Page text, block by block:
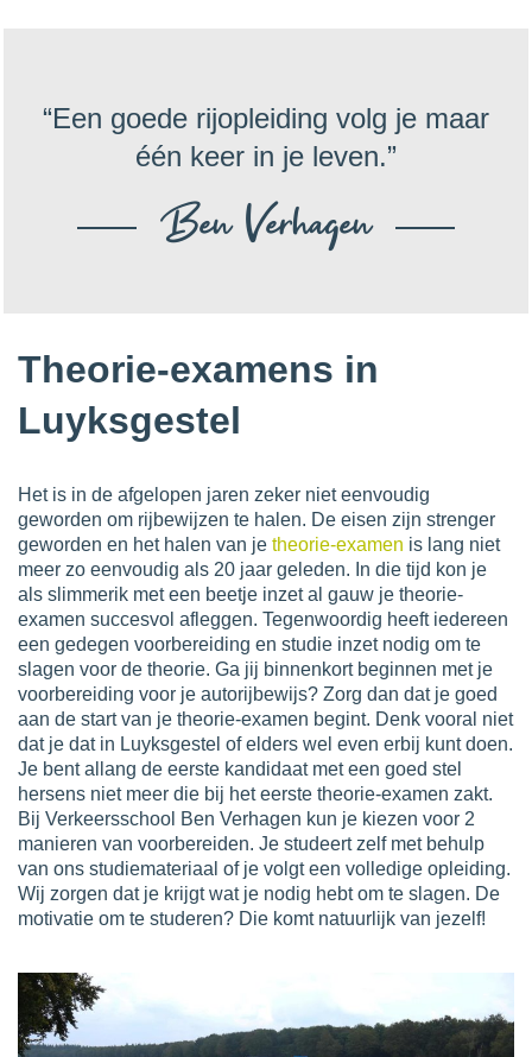
“Een goede rijopleiding volg je maar
één keer in je leven.”
Ben Verhagen
Theorie-examens in
Luyksgestel
Het is in de afgelopen jaren zeker niet eenvoudig
geworden om rijbewijzen te halen. De eisen zijn strenger
geworden en het halen van je theorie-examen is lang niet
meer zo eenvoudig als 20 jaar geleden. In die tijd kon je
als slimmerik met een beetje inzet al gauw je theorie-
examen succesvol afleggen. Tegenwoordig heeft iedereen
een gedegen voorbereiding en studie inzet nodig om te
slagen voor de theorie. Ga jij binnenkort beginnen met je
voorbereiding voor je autorijbewijs? Zorg dan dat je goed
aan de start van je theorie-examen begint. Denk vooral niet
dat je dat in Luyksgestel of elders wel even erbij kunt doen.
Je bent allang de eerste kandidaat met een goed stel
hersens niet meer die bij het eerste theorie-examen zakt.
Bij Verkeersschool Ben Verhagen kun je kiezen voor 2
manieren van voorbereiden. Je studeert zelf met behulp
van ons studiemateriaal of je volgt een volledige opleiding.
Wij zorgen dat je krijgt wat je nodig hebt om te slagen. De
motivatie om te studeren? Die komt natuurlijk van jezelf!